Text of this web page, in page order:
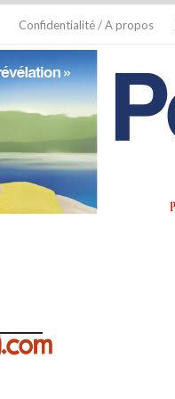
Confidentialité / A propos